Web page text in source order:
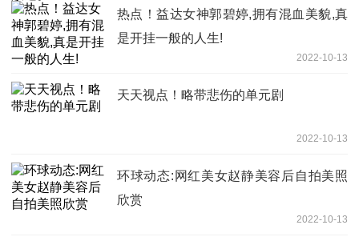
热点！益达女神郭碧婷,拥有混血美貌,真
是开挂一般的人生!
2022-10-13
天天视点！略带悲伤的单元剧
2022-10-13
环球动态:网红美女赵静美容后自拍美照
欣赏
2022-10-13